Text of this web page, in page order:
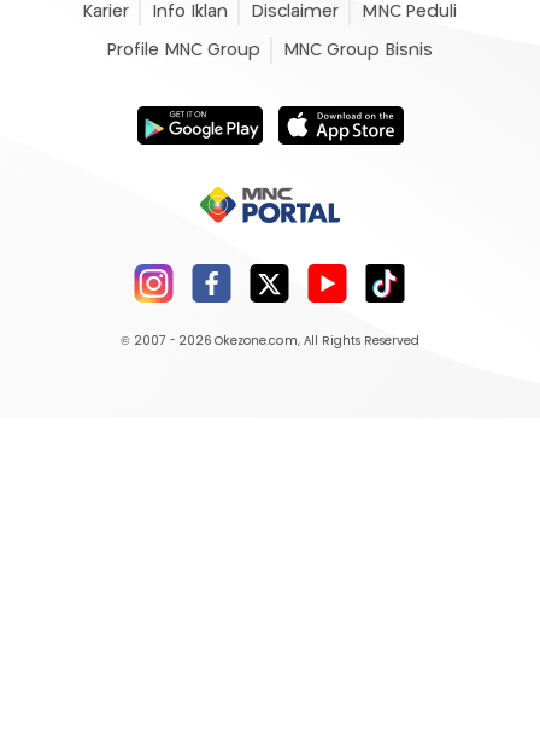
Karier Info Iklan Disclaimer MNC Peduli
Profile MNC Group MNC Group Bisnis
© 2007 - 2026 Okezone.com, All Rights Reserved